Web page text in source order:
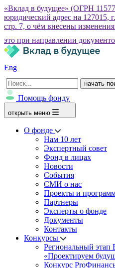
«Вклад в будущее» (ОГРН
юридический адрес на 127015,
стр. 7, о чём внесены
это при направлении
Eng
начать
Помощь фонду
открыть меню
О фонде
Нам 10 лет
Экспертный совет
Фонд в лицах
Новости
События
СМИ о нас
Проекты и
Партнеры
Эксперты о фонде
Документы
Контакты
Конкурсы
Региональный этап
«Проектируем
Конкурс